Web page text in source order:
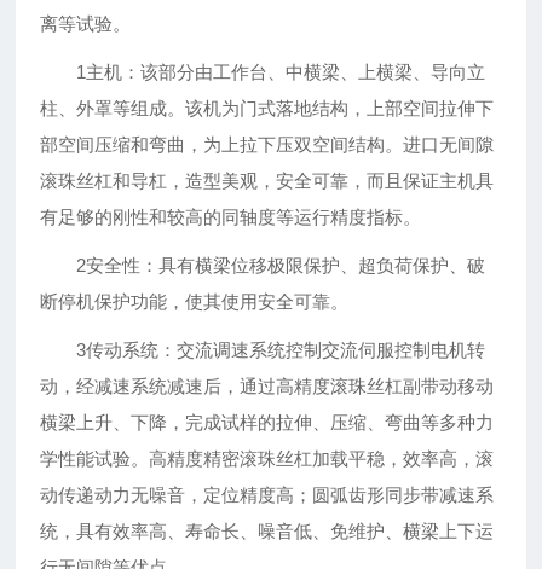
离等试验。
1主机：该部分由工作台、中横梁、上横梁、导向立
柱、外罩等组成。该机为门式落地结构，上部空间拉伸下
部空间压缩和弯曲，为上拉下压双空间结构。进口无间隙
滚珠丝杠和导杠，造型美观，安全可靠，而且保证主机具
有足够的刚性和较高的同轴度等运行精度指标。
2安全性：具有横梁位移极限保护、超负荷保护、破
断停机保护功能，使其使用安全可靠。
3传动系统：交流调速系统控制交流伺服控制电机转
动，经减速系统减速后，通过高精度滚珠丝杠副带动移动
横梁上升、下降，完成试样的拉伸、压缩、弯曲等多种力
学性能试验。高精度精密滚珠丝杠加载平稳，效率高，滚
动传递动力无噪音，定位精度高；圆弧齿形同步带减速系
统，具有效率高、寿命长、噪音低、免维护、横梁上下运